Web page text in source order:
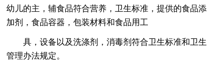
幼儿的主，辅食品符合营养，卫生标准，提供的食品添
加剂，食品容器，包装材料和食品用工
具，设备以及洗涤剂，消毒剂符合卫生标准和卫生
管理办法规定。